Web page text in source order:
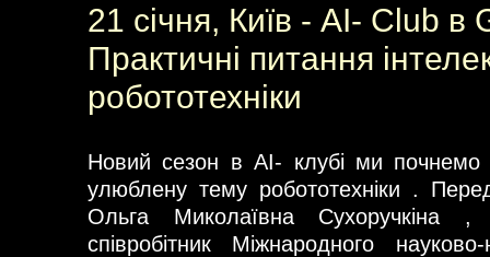
21 січня, Київ - AI- Club в
Практичні питання
робототехніки
Новий сезон в AI- клубі ми почнемо
улюблену тему робототехніки .
Ольга Миколаївна Сухоручкіна ,
співробітник Міжнародного